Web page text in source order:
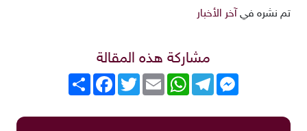
تم نشره في آخر الأخبار
مشاركة هذه المقالة
انشر
FacebookTwitterEmail
WhatsAppTelegram
Messenger